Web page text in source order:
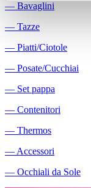
― Bavaglini
― Tazze
― Piatti/Ciotole
― Posate/Cucchiai
― Set pappa
― Contenitori
― Thermos
― Accessori
― Occhiali da Sole